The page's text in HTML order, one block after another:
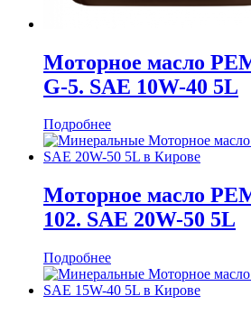
Моторное масло
G-5. SAE 10W-40 5L
Подробнее
Моторное масло
102. SAE 20W-50 5L
Подробнее